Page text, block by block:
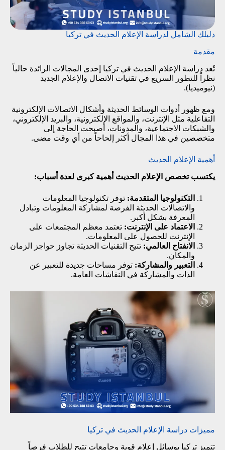
دليلك الشامل لدراسة الإعلام الحديث في تركيا
مقدمة
تُعد دراسة الإعلام الحديث في تركيا إحدى المجالات الرائدة حالياً
نظراً للتطور السريع في تقنيات الاتصال والإعلام الجديد
(نيوميديا).
ومع ظهور أدوات الوسائط الحديثة وأشكال الاتصالات الإلكترونية
التفاعلية مثل الإنترنت، والمواقع الإلكترونية، والبريد الإلكتروني،
والشبكات الاجتماعية، والمدونات، أصبحت الحاجة إلى
متخصصين في هذا المجال أكثر إلحاحاً من أي وقت مضى.
أهمية الإعلام الحديث
يكتسب تخصص الإعلام الحديث أهمية كبرى لعدة أسباب:
التكنولوجيا المتقدمة: توفر تكنولوجيا المعلومات
والاتصالات الحديثة الفرصة لمشاركة المعلومات وتبادل
المعرفة بشكل أكبر.
الاعتماد على الإنترنت: تعتمد معظم المجتمعات على
الإنترنت للحصول على المعلومات.
الانفتاح العالمي: تتيح التقنيات الحديثة تجاوز حواجز الزمان
والمكان.
التعبير والمشاركة: توفر مساحات جديدة للتعبير عن
الذات والمشاركة في النقاشات العامة.
مميزات دراسة الإعلام الحديث في تركيا
تتميز تركيا بوسائل إعلام قوية وجامعات تتيح للطلاب فرصاً